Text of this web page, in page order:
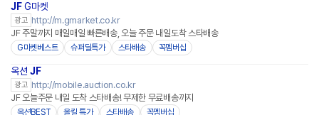
JFG마켓
광고 http://m.gmarket.co.kr
JF 주말까지 매일매일 빠른배송, 오늘 주문 내일도착 스타배송
G마켓베스트 슈퍼딜특가 스타배송 꼭멤버십
옥션JF
광고 http://mobile.auction.co.kr
JF 오늘주문 내일 도착 스타배송! 무제한 무료배송까지
옥션BEST 올킬 특가 스타배송 꼭멤버십